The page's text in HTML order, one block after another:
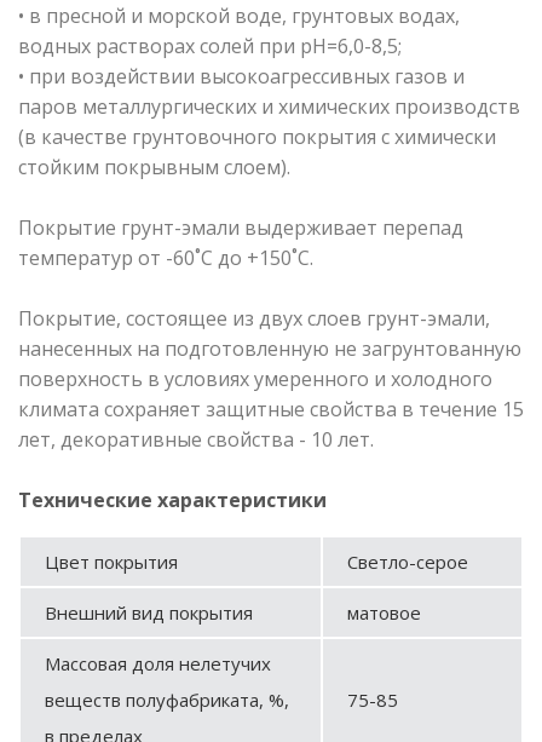
• в пресной и морской воде, грунтовых водах,
водных растворах солей при рН=6,0-8,5;
• при воздействии высокоагрессивных газов и
паров металлургических и химических производств
(в качестве грунтовочного покрытия с химически
стойким покрывным слоем).
Покрытие грунт-эмали выдерживает перепад
температур от -60˚С до +150˚С.
Покрытие, состоящее из двух слоев грунт-эмали,
нанесенных на подготовленную не загрунтованную
поверхность в условиях умеренного и холодного
климата сохраняет защитные свойства в течение 15
лет, декоративные свойства - 10 лет.
Технические характеристики
Цвет покрытия Светло-серое
Внешний вид покрытия матовое
Массовая доля нелетучих
веществ полуфабриката, %,
в пределах
75-85